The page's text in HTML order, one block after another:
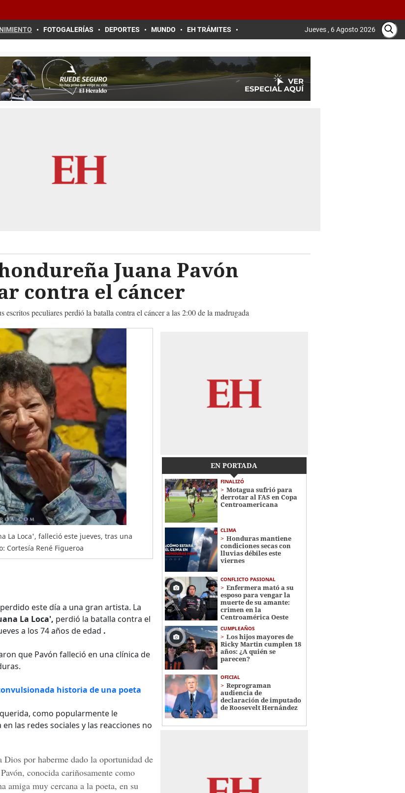
FOTOGALERÍAS DEPORTES MUNDO EH TRÁMITES Jueves , 6 Agosto 2026
Juana Pavón
contra el cáncer
peculiares perdió la batalla contra el cáncer a las 2:00 de la madrugada
La Loca', falleció este jueves, tras una
Cortesía René Figueroa
este día a una gran artista. La
La Loca', perdió la batalla contra el
a los 74 años de edad .
que Pavón falleció en una clínica de
historia de una poeta
como popularmente le
las redes sociales y las reacciones no
por haberme dado la oportunidad de
conocida cariñosamente como
amiga muy cercana a la poeta, en su
EN PORTADA
FINALIZÓ
Motagua sufrió para
derrotar al FAS en Copa
Centroamericana
CLIMA
Honduras mantiene
condiciones secas con
lluvias débiles este
viernes
CONFLICTO PASIONAL
Enfermera mató a su
esposo para vengar la
muerte de su amante:
crimen en la
Centroamérica Oeste
CUMPLEAÑOS
Los hijos mayores de
Ricky Martin cumplen 18
años: ¿A quién se
parecen?
OFICIAL
Reprograman
audiencia de
declaración de imputado
de Roosevelt Hernández